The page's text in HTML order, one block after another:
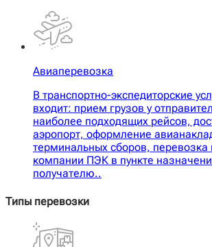
Авиаперевозка
В транспортно-экспедиторские
входит: прием грузов у
наиболее подходящих рейсов,
аэропорт, оформление
терминальных сборов, перевозка
компании ПЭК в пункте
получателю..
Типы перевозки